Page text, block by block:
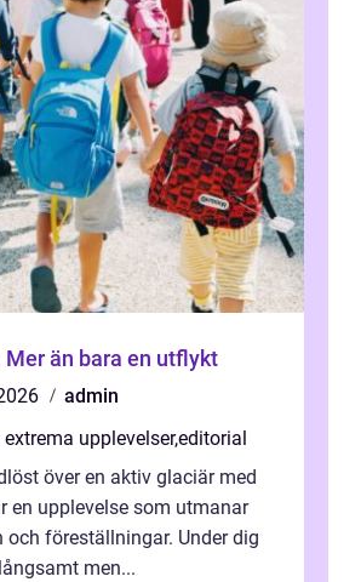
Mer än bara en utflykt
admin
upplevelser,editorial
över en aktiv glaciär med
en upplevelse som utmanar
och föreställningar. Under dig
men...